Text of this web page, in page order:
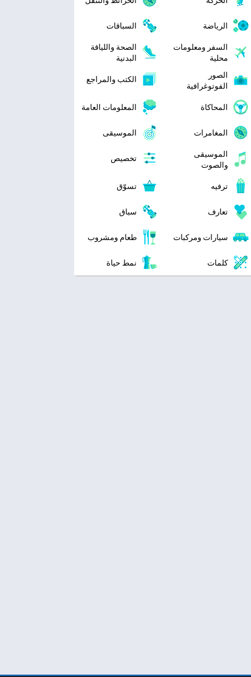
الرياضة
السباقات
السفر ومعلومات
محلية
الصحة واللياقة
البدنية
الصور
الفوتوغرافية
الكتب والمراجع
المحاكاة المعلومات العامة
المغامرات
الموسيقى
الموسيقى
والصوت
تخصيص
ترفيه تسوّق
تعارف سباق
سيارات ومركبات طعام ومشروب
كلمات نمط حياة